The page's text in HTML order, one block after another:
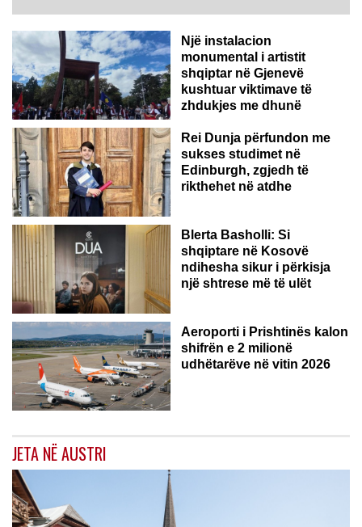
Një instalacion
monumental i artistit
shqiptar në Gjenevë
kushtuar viktimave të
zhdukjes me dhunë
Rei Dunja përfundon me
sukses studimet në
Edinburgh, zgjedh të
rikthehet në atdhe
Blerta Basholli: Si
shqiptare në Kosovë
ndihesha sikur i përkisja
një shtrese më të ulët
Aeroporti i Prishtinës kalon
shifrën e 2 milionë
udhëtarëve në vitin 2026
JETA NË AUSTRI